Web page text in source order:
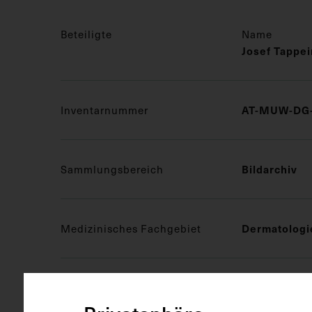
Beteiligte Name
Josef
Inventarnummer AT-MUW-
Sammlungsbereich Bildarchiv
Medizinisches Fachgebiet